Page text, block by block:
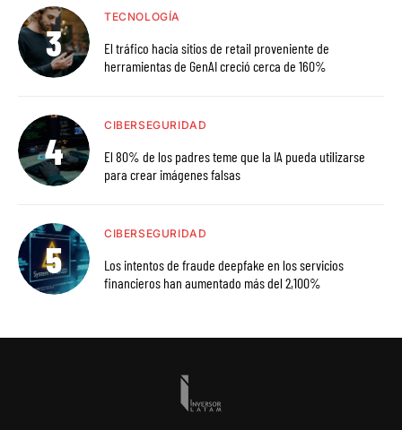
TECNOLOGÍA
El tráfico hacia sitios de retail proveniente de
herramientas de GenAI creció cerca de 160%
CIBERSEGURIDAD
El 80% de los padres teme que la IA pueda utilizarse
para crear imágenes falsas
CIBERSEGURIDAD
Los intentos de fraude deepfake en los servicios
financieros han aumentado más del 2,100%